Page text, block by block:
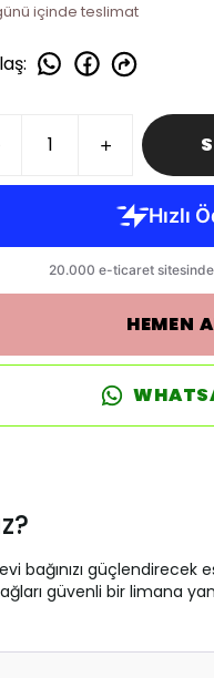
içinde teslimat
:
HEMEN
güçlendirecek
güvenli bir limana